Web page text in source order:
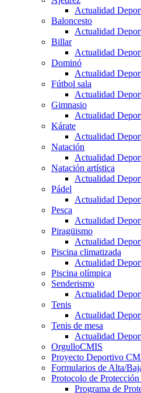
Actualidad
Baloncesto
Actualidad
Billar
Actualidad
Dominó
Actualidad
Fútbol sala
Actualidad
Gimnasio
Actualidad
Kárate
Actualidad
Natación
Actualidad
Natación artística
Actualidad
Pádel
Actualidad
Pesca
Actualidad
Piragüismo
Actualidad
Piscina climatizada
Actualidad
Piscina olímpica
Senderismo
Actualidad
Tenis
Actualidad
Tenis de mesa
Actualidad
OrgulloCMIS
Proyecto Deportivo
Formularios de Alta/
Protocolo de
Programa de